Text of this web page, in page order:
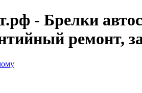
- Брелки
ремонт,